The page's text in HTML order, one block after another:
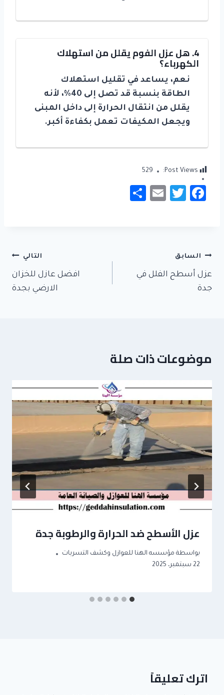
4. هل عزل الفوم يقلل من استهلاك
الكهرباء؟
نعم، يساعد في تقليل استهلاك
الطاقة بنسبة قد تصل إلى 40%، لأنه
يقلل من انتقال الحرارة إلى داخل المبنى
ويجعل المكيفات تعمل بكفاءة أكبر.
Post Views:
529
Fa
o
ok
T
E
تصفّح
المقالات
السابق
عزل أسطح الفلل في
جدة
التالي
افضل عازل للخزان
الارضي بجدة
موضوعات ذات صلة
عزل الأسطح ضد الحرارة والرطوبة جدة
بواسطة مؤسسه الهنا للعوازل وكشف التسربات
22 سبتمبر، 2025
اترك تعليقاً